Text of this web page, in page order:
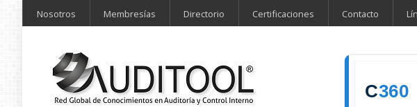
Nosotros Membresías Directorio Certificaciones Contacto
C360